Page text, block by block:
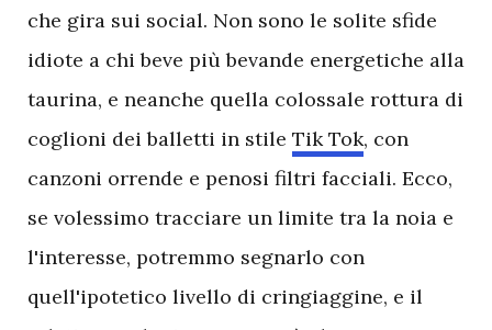
che gira sui social. Non sono le solite sfide
idiote a chi beve più bevande energetiche alla
taurina, e neanche quella colossale rottura di
coglioni dei balletti in stile Tik Tok, con
canzoni orrende e penosi filtri facciali. Ecco,
se volessimo tracciare un limite tra la noia e
l'interesse, potremmo segnarlo con
quell'ipotetico livello di cringiaggine, e il